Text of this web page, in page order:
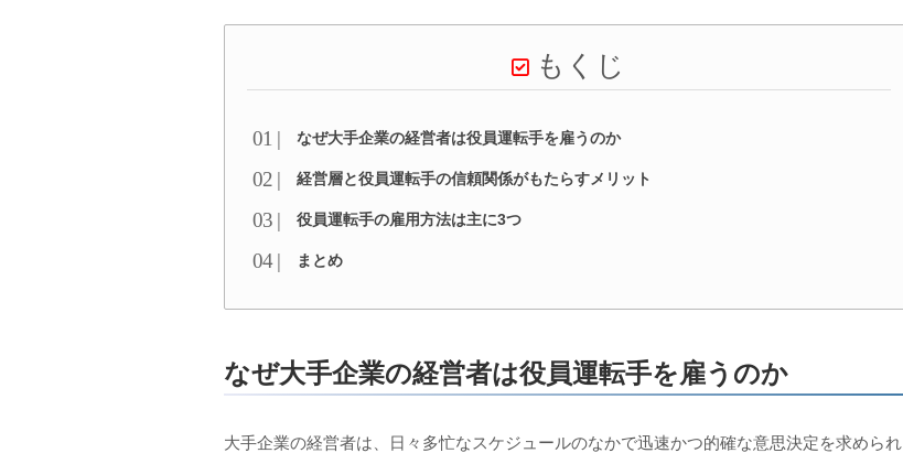
もくじ
なぜ大手企業の経営者は役員運転手を雇うのか
経営層と役員運転手の信頼関係がもたらすメリット
役員運転手の雇用方法は主に3つ
まとめ
なぜ大手企業の経営者は役員運転手を雇うのか
大手企業の経営者は、日々多忙なスケジュールのなかで迅速かつ的確な意思決定を求められ